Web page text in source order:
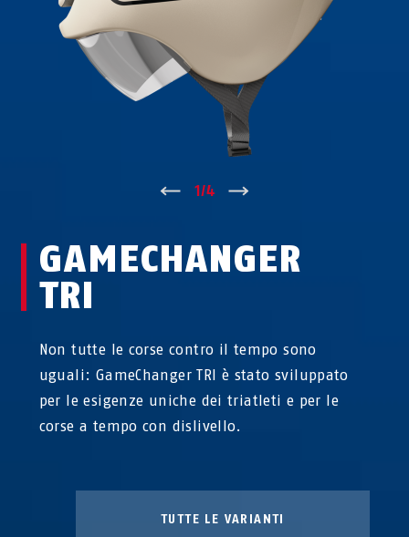
↑ 1/4
GAMECHANGER
TRI
Non tutte le corse contro il tempo sono
uguali: GameChanger TRI è stato sviluppato
per le esigenze uniche dei triatleti e per le
corse a tempo con dislivello.
TUTTE LE VARIANTI